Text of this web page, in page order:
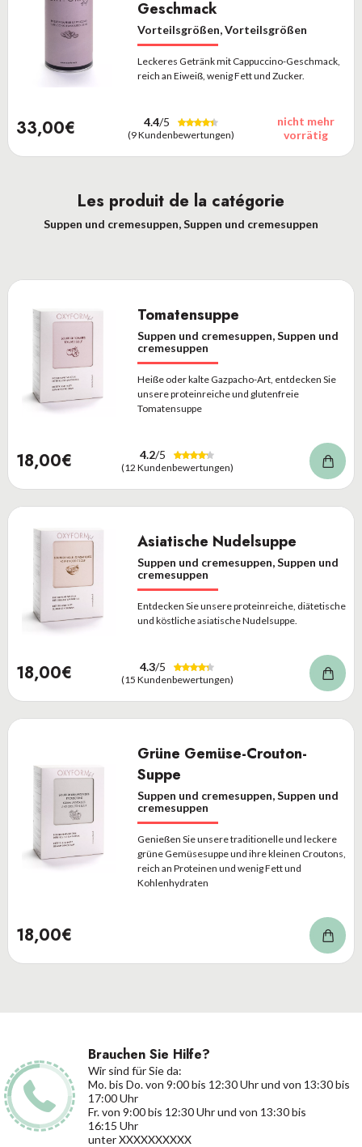
Geschmack
Vorteilsgrößen, Vorteilsgrößen
Leckeres Getränk mit Cappuccino-Geschmack,
reich an Eiweiß, wenig Fett und Zucker.
33,00€ 4.4/5
(9 Kundenbewertungen)
nicht mehr
vorrätig
Les produit de la catégorie
Suppen und cremesuppen, Suppen und cremesuppen
Tomatensuppe
Suppen und cremesuppen, Suppen und
cremesuppen
Heiße oder kalte Gazpacho-Art, entdecken Sie
unsere proteinreiche und glutenfreie
Tomatensuppe
18,00€ 4.2/5
(12 Kundenbewertungen)
Asiatische Nudelsuppe
Suppen und cremesuppen, Suppen und
cremesuppen
Entdecken Sie unsere proteinreiche, diätetische
und köstliche asiatische Nudelsuppe.
18,00€ 4.3/5
(15 Kundenbewertungen)
Grüne Gemüse-Crouton-
Suppe
Suppen und cremesuppen, Suppen und
cremesuppen
Genießen Sie unsere traditionelle und leckere
grüne Gemüsesuppe und ihre kleinen Croutons,
reich an Proteinen und wenig Fett und
Kohlenhydraten
18,00€
Brauchen Sie Hilfe?
Wir sind für Sie da:
Mo. bis Do. von 9:00 bis 12:30 Uhr und von 13:30 bis
17:00 Uhr
Fr. von 9:00 bis 12:30 Uhr und von 13:30 bis
16:15 Uhr
unter XXXXXXXXXX